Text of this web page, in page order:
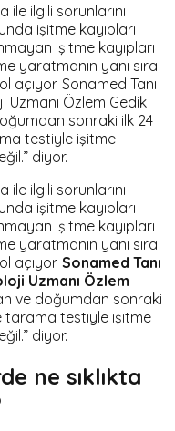
ilgili sorunlarını
işitme kayıpları
işitme kayıpları
yaratmanın yanı sıra
Sonamed Tanı
Özlem Gedik
sonraki ilk 24
testiyle işitme
diyor.
ilgili sorunlarını
işitme kayıpları
işitme kayıpları
yaratmanın yanı sıra
açıyor. Sonamed Tanı
Uzmanı Özlem
ve doğumdan sonraki
tarama testiyle işitme
diyor.
ne sıklıkta